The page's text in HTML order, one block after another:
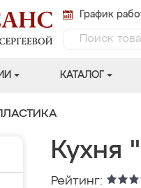
График
КАТАЛОГ
Кухня
Рейтинг: